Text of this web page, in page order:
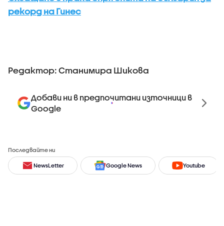
рекорд на Гинес
Редактор: Станимира Шикова
Добави ни в предпочитани източници в
Google
Последвайте ни
NewsLetter Google News Youtube